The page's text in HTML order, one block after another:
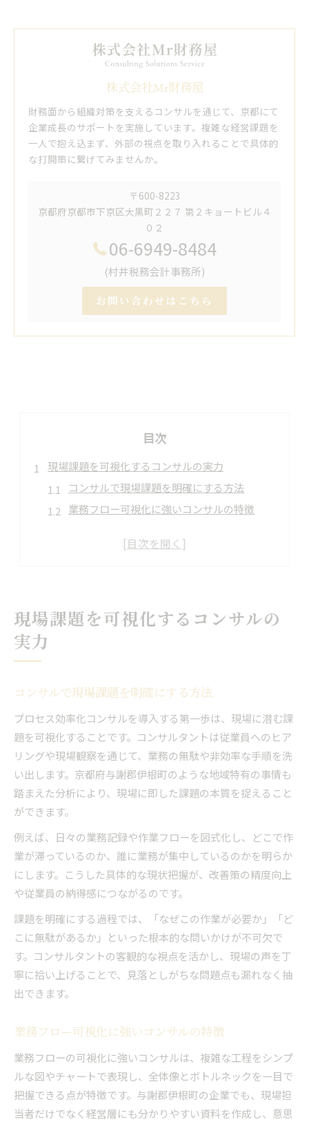
株式会社Mr財務屋
財務面から組織対策を支えるコンサルを通じて、京都にて
企業成長のサポートを実施しています。複雑な経営課題を
一人で抱え込まず、外部の視点を取り入れることで具体的
な打開策に繋げてみませんか。
〒600-8223
京都府京都市下京区大黒町２２７ 第２キョートビル４
０２
06-6949-8484
(村井税務会計事務所)
お問い合わせはこちら
目次
現場課題を可視化するコンサルの実力
コンサルで現場課題を明確にする方法
業務フロー可視化に強いコンサルの特徴
人材不足を補う現場密着型コンサルの役割
効率化コンサルで組織運営を変える秘訣
組織全体を底上げするコンサルの活用術
業務見直しが生む新たな時間と成果
コンサルの助力で業務見直しが加速する理由
業務効率化コンサルが創出する時間的余裕
コンサル導入後の成果が見えるポイント
改善後の成果を数字で実感できるコンサル力
伊根町発・プロセス効率化の実践知
コンサル実践知でプロセス効率化を体感
伊根町で培われたコンサルの現場力とは
プロセス改善に強いコンサルの着眼点
現場密着コンサルが伝える改善の工夫
コンサル手法で実現する伊根町型効率化
少人数運営を支えるコンサルの活用法
コンサル活用で小規模組織も効率運営
コンサルによる業務標準化の具体策
少数精鋭運営を叶えるコンサルの知見
持続的改善へ導く現場密着コンサルの選び方
現場課題を可視化するコンサルの
実力
コンサルで現場課題を明確にする方法
プロセス効率化コンサルを導入する第一歩は、現場に潜む課
題を可視化することです。コンサルタントは従業員へのヒア
リングや現場観察を通じて、業務の無駄や非効率な手順を洗
い出します。京都府与謝郡伊根町のような地域特有の事情も
踏まえた分析により、現場に即した課題の本質を捉えること
ができます。
例えば、日々の業務記録や作業フローを図式化し、どこで作
業が滞っているのか、誰に業務が集中しているのかを明らか
にします。こうした具体的な現状把握が、改善策の精度向上
や従業員の納得感につながるのです。
課題を明確にする過程では、「なぜこの作業が必要か」「ど
こに無駄があるか」といった根本的な問いかけが不可欠で
す。コンサルタントの客観的な視点を活かし、現場の声を丁
寧に拾い上げることで、見落としがちな問題点も漏れなく抽
出できます。
業務フロー可視化に強いコンサルの特徴
業務フローの可視化に強いコンサルは、複雑な工程をシンプ
ルな図やチャートで表現し、全体像とボトルネックを一目で
把握できる点が特徴です。与謝郡伊根町の企業でも、現場担
当者だけでなく経営層にも分かりやすい資料を作成し、意思